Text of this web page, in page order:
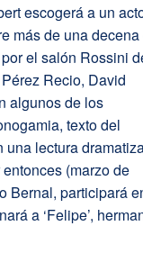
escogerá a un
más de una
el salón Rossini
Recio, David
algunos de los
texto del
una lectura
(marzo de
Bernal, participará
a ‘Felipe’,